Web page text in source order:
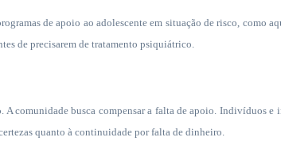
de apoio ao adolescente em situação de risco,
de precisarem de tratamento psiquiátrico.
A comunidade busca compensar a falta de apoio.
quanto à continuidade por falta de dinheiro.